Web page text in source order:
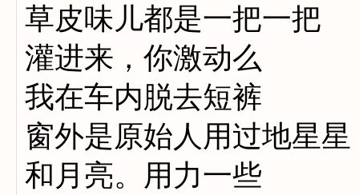
草皮味儿都是一把一把
灌进来，你激动么
我在车内脱去短裤
窗外是原始人用过地星星
和月亮。用力一些